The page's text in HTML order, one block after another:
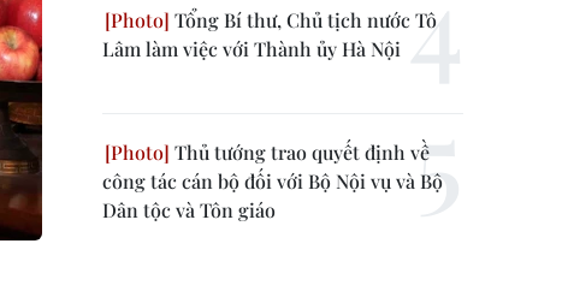
Tổng Bí thư, Chủ tịch nước Tô
Lâm làm việc với Thành ủy Hà Nội
Thủ tướng trao quyết định về
công tác cán bộ đối với Bộ Nội vụ và Bộ
Dân tộc và Tôn giáo